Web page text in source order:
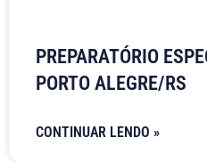
PREPARATÓRIO
PORTO ALEGRE/RS
CONTINUAR LENDO »